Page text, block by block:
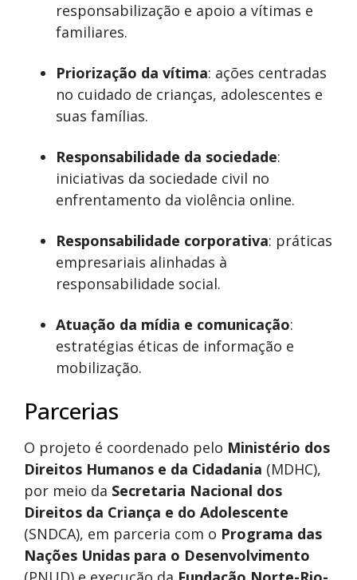
responsabilização e apoio a vítimas e
familiares.
Priorização da vítima: ações centradas
no cuidado de crianças, adolescentes e
suas famílias.
Responsabilidade da sociedade:
iniciativas da sociedade civil no
enfrentamento da violência online.
Responsabilidade corporativa: práticas
empresariais alinhadas à
responsabilidade social.
Atuação da mídia e comunicação:
estratégias éticas de informação e
mobilização.
Parcerias
O projeto é coordenado pelo Ministério dos
Direitos Humanos e da Cidadania (MDHC),
por meio da Secretaria Nacional dos
Direitos da Criança e do Adolescente
(SNDCA), em parceria com o Programa das
Nações Unidas para o Desenvolvimento